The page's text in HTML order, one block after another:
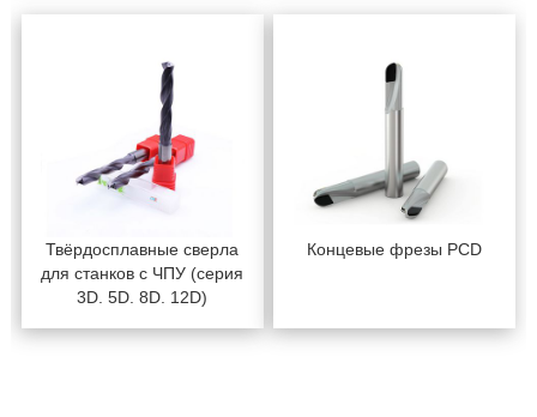
Твёрдосплавные сверла
для станков с ЧПУ (серия
3D. 5D. 8D. 12D)
Концевые фрезы PCD